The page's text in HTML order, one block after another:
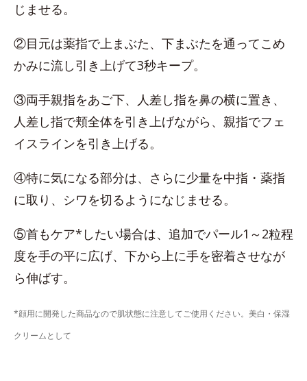
じませる。
②目元は薬指で上まぶた、下まぶたを通ってこめ
かみに流し引き上げて3秒キープ。
③両手親指をあご下、人差し指を鼻の横に置き、
人差し指で頬全体を引き上げながら、親指でフェ
イスラインを引き上げる。
④特に気になる部分は、さらに少量を中指・薬指
に取り、シワを切るようになじませる。
⑤首もケア*したい場合は、追加でパール1～2粒程
度を手の平に広げ、下から上に手を密着させなが
ら伸ばす。
*顔用に開発した商品なので肌状態に注意してご使用ください。美白・保湿
クリームとして